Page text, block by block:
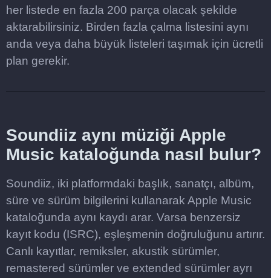
her listede en fazla 200 parça olacak şekilde
aktarabilirsiniz. Birden fazla çalma listesini aynı
anda veya daha büyük listeleri taşımak için ücretli
plan gerekir.
Soundiiz aynı müziği Apple
Music kataloğunda nasıl bulur?
Soundiiz, iki platformdaki başlık, sanatçı, albüm,
süre ve sürüm bilgilerini kullanarak Apple Music
kataloğunda aynı kaydı arar. Varsa benzersiz
kayıt kodu (ISRC), eşleşmenin doğruluğunu artırır.
Canlı kayıtlar, remiksler, akustik sürümler,
remastered sürümler ve extended sürümler ayrı